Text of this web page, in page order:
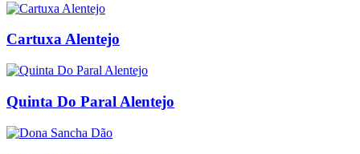
Cartuxa Alentejo
Quinta Do Paral Alentejo